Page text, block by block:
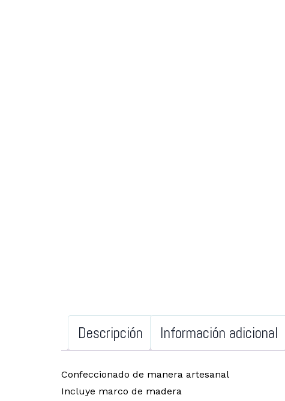
Descripción Información adicional
Confeccionado de manera artesanal
Incluye marco de madera